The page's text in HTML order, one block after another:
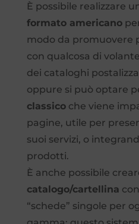
È possibile realizzare
formato americano
modo da promuovere
con qualcosa di
dei cataloghi
oppure si può optare
classicoche viene
pagine, utile per
suoi servizi, o
prodotti.
È anche possibile
catalogo/cartellina
“schede” singole per